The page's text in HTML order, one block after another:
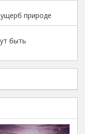
природе
быть